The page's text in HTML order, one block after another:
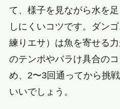
て、様子を見ながら水を
しにくいコツです。ダン
練りエサ）は魚を寄せる
のテンポやバラけ具合の
め、2〜3回通ってから挑
いいでしょう。